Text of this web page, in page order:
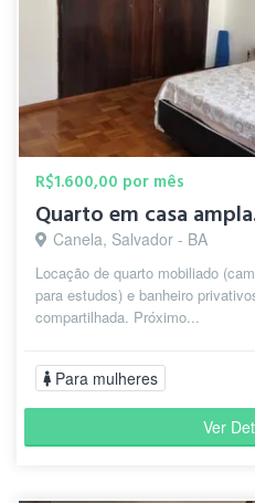
R$1.600,00 por mês
Quarto em casa
Canela, Salvador - BA
Locação de quarto mobiliado
para estudos) e banheiro
compartilhada. Próximo...
Para mulheres
Ver